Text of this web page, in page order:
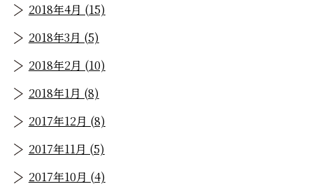
2018年4月 (15)
2018年3月 (5)
2018年2月 (10)
2018年1月 (8)
2017年12月 (8)
2017年11月 (5)
2017年10月 (4)